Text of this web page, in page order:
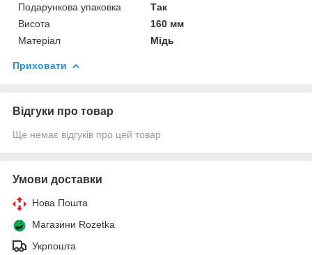
Подарункова упаковка
Так
Висота
160 мм
Матеріал
Мідь
Приховати
Відгуки про товар
Ще немає відгуків про цей товар
Умови доставки
Нова Пошта
Магазини Rozetka
Укрпошта